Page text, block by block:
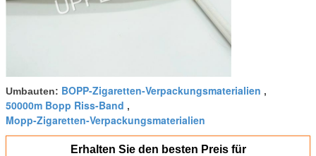
Umbauten: BOPP-Zigaretten-Verpackungsmaterialien ,
50000m Bopp Riss-Band ,
Mopp-Zigaretten-Verpackungsmaterialien
Erhalten Sie den besten Preis für